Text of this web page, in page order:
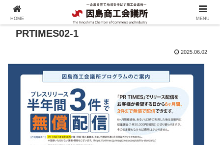
PRTIMES02-1
2025.06.02
HOME MENU